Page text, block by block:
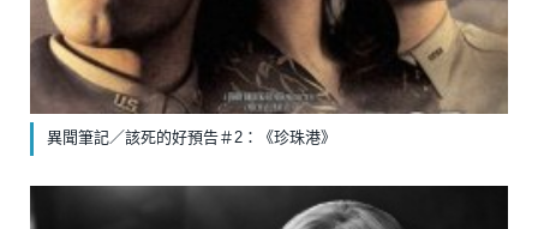
異聞筆記／該死的好預告＃2：《珍珠港》